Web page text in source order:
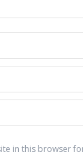
in this browser